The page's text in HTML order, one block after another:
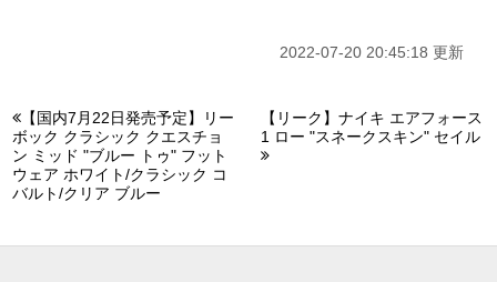
2022-07-20 20:45:18 更新
【国内7月22日発売予定】リー
ボック クラシック クエスチョ
ン ミッド "ブルー トゥ" フット
ウェア ホワイト/クラシック コ
バルト/クリア ブルー
【リーク】ナイキ エアフォース
1 ロー "スネークスキン" セイル